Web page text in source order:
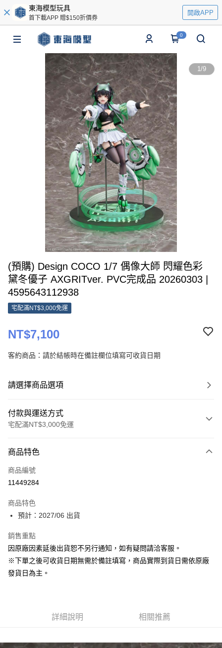
東海模型玩具
首下載APP 贈$150折價券
開啟APP
0
1/9
(預購) Design COCO 1/7 偶像大師 閃耀色彩
黛冬優子 AXGRITver. PVC完成品 20260303 |
4595643112938
宅配滿NT$3,000免運
NT$7,100
客約商品：請於結帳時在備註欄位填寫可收貨日期
請選擇商品選項
付款與運送方式
宅配滿NT$3,000免運
信用卡一次付款
Apple Pay
相關說明
【大哥付你分期使用說明】
2.付款方式選擇「大哥付你分期」，訂單成立後會自動跳轉到大哥付的交易
流程，驗證手機門號後，選擇欲分期的期數、繳款截止日，確認付款後即完
成交易。
3.實際核准額度、可分期數及費用金額請依後續交易確認頁面所載為準。
4.訂單成立30分鐘內，如未前往確認交易或遇審核未通過，訂單將自動取
運送方式
預購-宅配(舊)
每筆NT$160，滿NT$3,000(含以上)免運費
免運費
商品特色
商品編號
11449284
商品特色
預計：2027/06 出貨
銷售重點
因原廠因素延後出貨恕不另行通知，如有疑問請洽客服。
※下單之後可收貨日期無需於備註填寫，商品實際到貨日需依原廠
發貨日為主。
詳細說明 相關推薦